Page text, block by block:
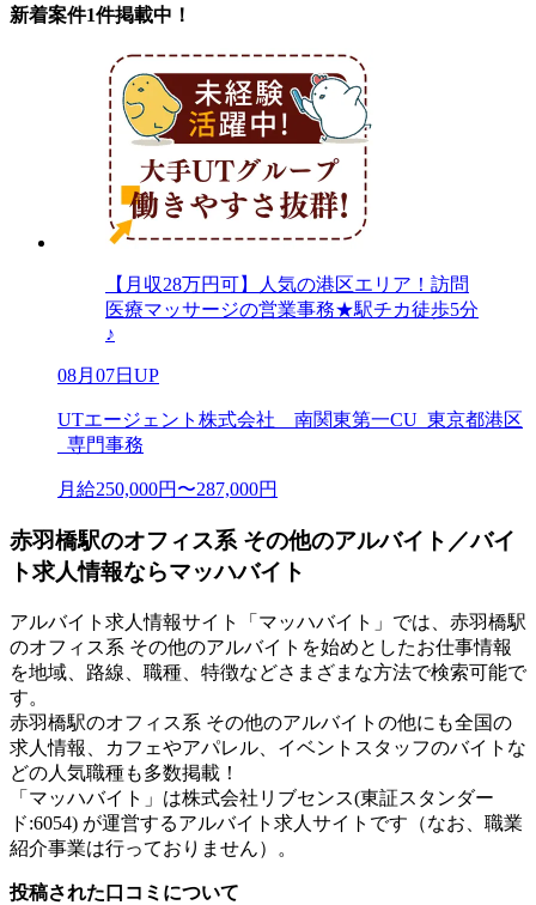
新着案件1件掲載中！
【月収28万円可】人気の港区エリア！訪問
医療マッサージの営業事務★駅チカ徒歩5分
♪
08月07日UP
UTエージェント株式会社 南関東第一CU_東京都港区
_専門事務
月給250,000円〜287,000円
赤羽橋駅のオフィス系 その他のアルバイト／バイ
ト求人情報ならマッハバイト
アルバイト求人情報サイト「マッハバイト」では、赤羽橋駅
のオフィス系 その他のアルバイトを始めとしたお仕事情報
を地域、路線、職種、特徴などさまざまな方法で検索可能で
す。
赤羽橋駅のオフィス系 その他のアルバイトの他にも全国の
求人情報、カフェやアパレル、イベントスタッフのバイトな
どの人気職種も多数掲載！
「マッハバイト」は株式会社リブセンス(東証スタンダー
ド:6054) が運営するアルバイト求人サイトです（なお、職業
紹介事業は行っておりません）。
投稿された口コミについて